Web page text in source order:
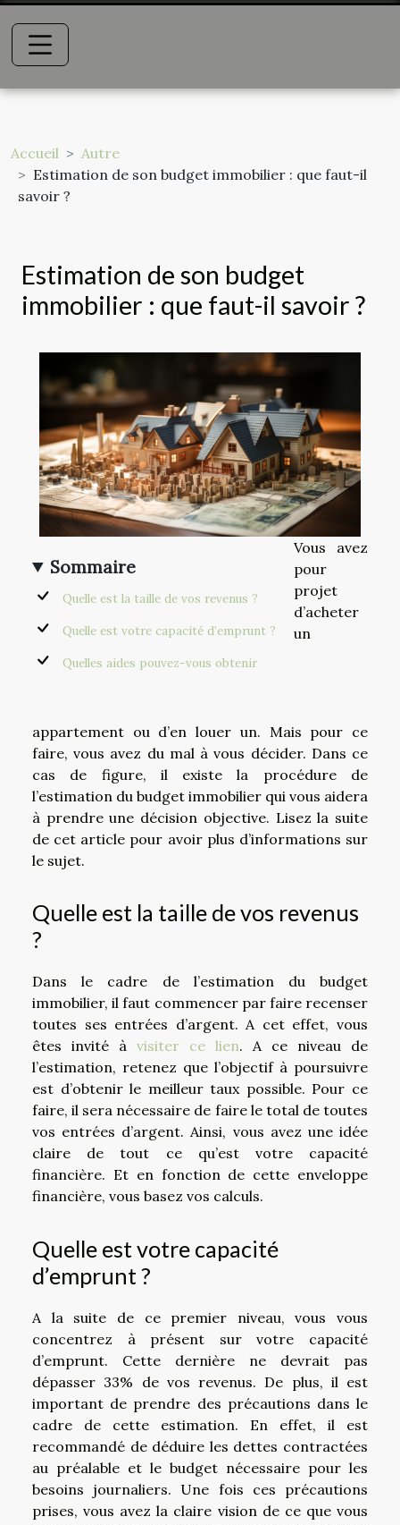
Accueil
Autre
Estimation de son budget immobilier : que faut-il
savoir ?
Estimation de son budget
immobilier : que faut-il savoir ?
Sommaire
Quelle est la taille de vos revenus ?
Quelle est votre capacité d’emprunt ?
Quelles aides pouvez-vous obtenir
Vous avez
pour
projet
d’acheter
un
appartement ou d’en louer un. Mais pour ce
faire, vous avez du mal à vous décider. Dans ce
cas de figure, il existe la procédure de
l’estimation du budget immobilier qui vous aidera
à prendre une décision objective. Lisez la suite
de cet article pour avoir plus d’informations sur
le sujet.
Quelle est la taille de vos revenus
?
Dans le cadre de l’estimation du budget
immobilier, il faut commencer par faire recenser
toutes ses entrées d’argent. A cet effet, vous
êtes invité à visiter ce lien. A ce niveau de
l’estimation, retenez que l’objectif à poursuivre
est d’obtenir le meilleur taux possible. Pour ce
faire, il sera nécessaire de faire le total de toutes
vos entrées d’argent. Ainsi, vous avez une idée
claire de tout ce qu’est votre capacité
financière. Et en fonction de cette enveloppe
financière, vous basez vos calculs.
Quelle est votre capacité
d’emprunt ?
A la suite de ce premier niveau, vous vous
concentrez à présent sur votre capacité
d’emprunt. Cette dernière ne devrait pas
dépasser 33% de vos revenus. De plus, il est
important de prendre des précautions dans le
cadre de cette estimation. En effet, il est
recommandé de déduire les dettes contractées
au préalable et le budget nécessaire pour les
besoins journaliers. Une fois ces précautions
prises, vous avez la claire vision de ce que vous